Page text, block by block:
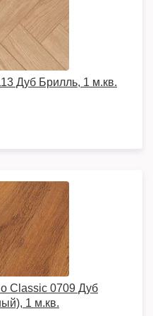
Дуб Брилль, 1 м.кв.
Classic 0709 Дуб
1 м.кв.